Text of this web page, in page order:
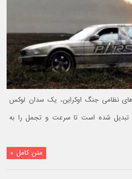
نظامی جنگ اوکراین، یک سدان لوکس
راکت‌انداز تبدیل شده است تا سرعت و تجمل را به
متن کامل »